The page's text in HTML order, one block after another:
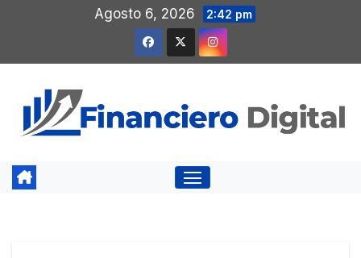
contenido
Agosto 6, 2026 2:42 pm